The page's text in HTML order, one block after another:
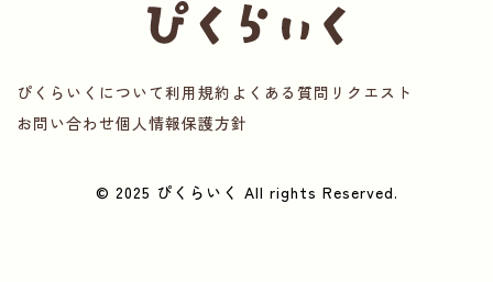
ぴくらいくについて利用規約 よくある質問 リクエスト
お問い合わせ個人情報保護方針
© 2025 ぴくらいく All rights Reserved.